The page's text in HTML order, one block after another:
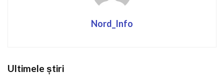
Nord_Info
Ultimele știri